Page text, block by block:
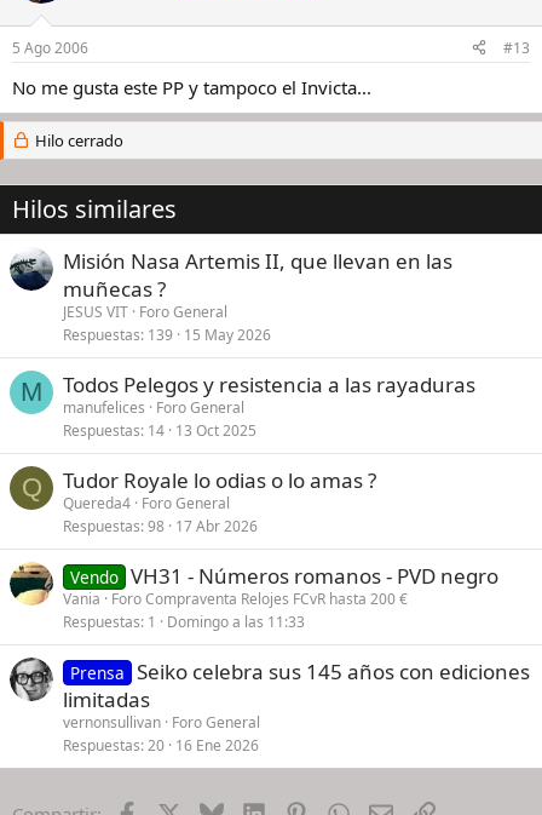
5 Ago 2006 #13
No me gusta este PP y tampoco el Invicta...
Hilo cerrado
Hilos similares
Misión Nasa Artemis II, que llevan en las
muñecas ?
JESUS VIT Foro General
Respuestas 139 15 May 2026
M Todos Pelegos y resistencia a las rayaduras
manufelices
Foro General
Respuestas 14 13 Oct 2025
Q Tudor Royale lo odias o lo amas ?
Quereda4 Foro General
Respuestas 98 17 Abr 2026
Vendo VH31 - Números romanos - PVD negro
Vania
Foro Compraventa Relojes FCvR hasta 200 €
Respuestas 1 Domingo a las 11:33
Prensa Seiko celebra sus 145 años con ediciones
limitadas
vernonsullivan Foro General
Respuestas 20 16 Ene 2026